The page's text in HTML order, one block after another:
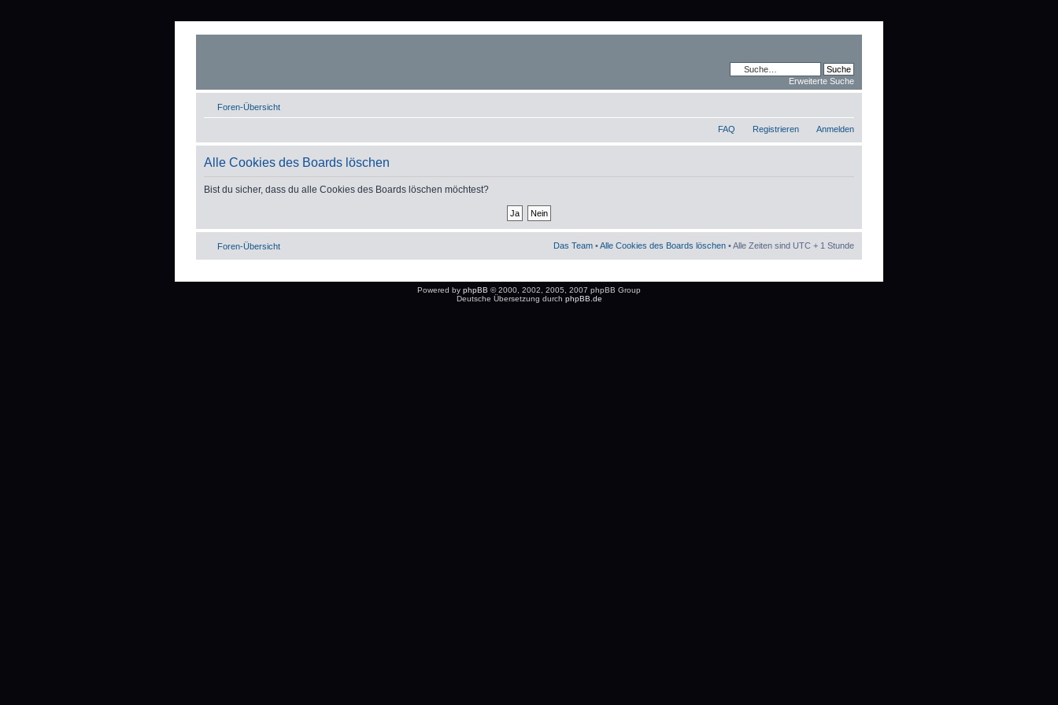
Erweiterte Suche
Foren-Übersicht
FAQ Registrieren Anmelden
Alle Cookies des Boards löschen
Bist du sicher, dass du alle Cookies des Boards löschen möchtest?
Foren-Übersicht Das Team •Alle Cookies des Boards löschen • Alle Zeiten sind UTC + 1 Stunde
Powered by phpBB © 2000, 2002, 2005, 2007 phpBB Group
Deutsche Übersetzung durch phpBB.de